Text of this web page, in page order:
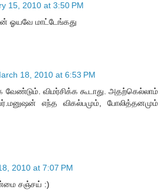
15, 2010 at 3:50 PM
ஓயவே மாட்டேங்கது
18, 2010 at 6:53 PM
வேண்டும். விமர்சிக்க கூடாது. அதற்கெல்லாம்
எந்த விகல்பமும், போலித்தனமும்
2010 at 7:07 PM
சஞ்சய் :)